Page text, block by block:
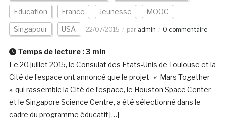
Education France Jeunesse MOOC
Singapour USA 22/07/2015 par admin 0 commentaire
Temps de lecture : 3 min
Le 20 juillet 2015, le Consulat des Etats-Unis de Toulouse et la
Cité de l’espace ont annoncé que le projet « Mars Together
», qui rassemble la Cité de l’espace, le Houston Space Center
et le Singapore Science Centre, a été sélectionné dans le
cadre du programme éducatif […]